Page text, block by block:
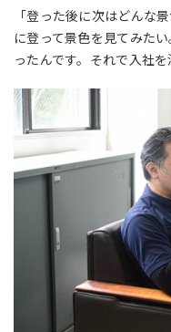
「登った後に次はどんな
に登って景色を見てみた
ったんです。それで入社を